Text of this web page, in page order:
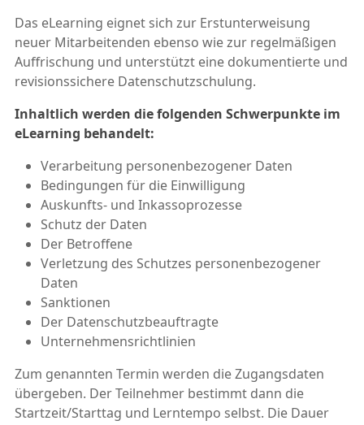
Das eLearning eignet sich zur Erstunterweisung
neuer Mitarbeitenden ebenso wie zur regelmäßigen
Auffrischung und unterstützt eine dokumentierte und
revisionssichere Datenschutzschulung.
Inhaltlich werden die folgenden Schwerpunkte im
eLearning behandelt:
Verarbeitung personenbezogener Daten
Bedingungen für die Einwilligung
Auskunfts- und Inkassoprozesse
Schutz der Daten
Der Betroffene
Verletzung des Schutzes personenbezogener
Daten
Sanktionen
Der Datenschutzbeauftragte
Unternehmensrichtlinien
Zum genannten Termin werden die Zugangsdaten
übergeben. Der Teilnehmer bestimmt dann die
Startzeit/Starttag und Lerntempo selbst. Die Dauer